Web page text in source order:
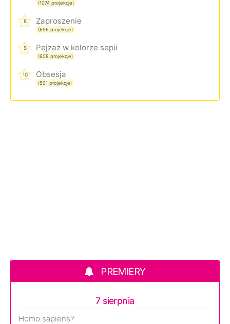
(1074 projekcje)
8 Zaproszenie
(656 projekcje)
9 Pejzaż w kolorze sepii
(608 projekcje)
10 Obsesja
(501 projekcje)
PREMIERY
7 sierpnia
Homo sapiens?